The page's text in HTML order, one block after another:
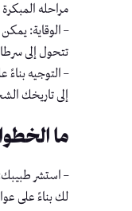
مراحله
– الوقاية:
تتحول إلى
– التوجيه
إلى تاريخك
ما
– استشر
لك بناءً على